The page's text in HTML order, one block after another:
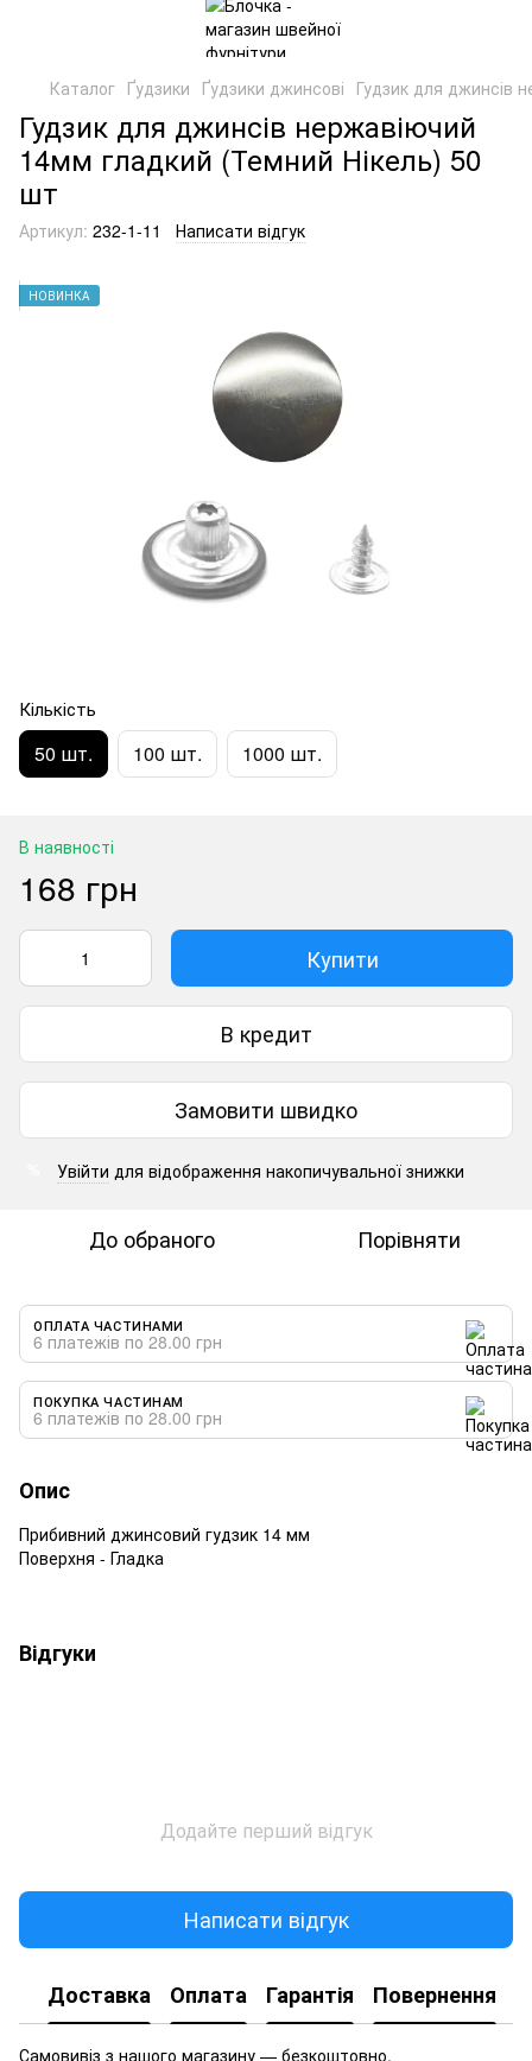
Каталог Ґудзики Ґудзики джинсові Гудзик для джинсів
Гудзик для джинсів нержавіючий
14мм гладкий (Темний Нікель) 50
шт
Артикул: 232-1-11 Написати відгук
НОВИНКА
Кількість
50 шт. 100 шт. 1000 шт.
В наявності
168 грн
Купити
В кредит
Замовити швидко
Увійти для відображення накопичувальної знижки
До обраного Порівняти
ОПЛАТА ЧАСТИНАМИ
6 платежів по 28.00 грн
ПОКУПКА ЧАСТИНАМ
6 платежів по 28.00 грн
Опис
Прибивний джинсовий гудзик 14 мм
Поверхня - Гладка
Відгуки
Додайте перший відгук
Написати відгук
Доставка Оплата Гарантія Повернення
Самовивіз з нашого магазину — безкоштовно.